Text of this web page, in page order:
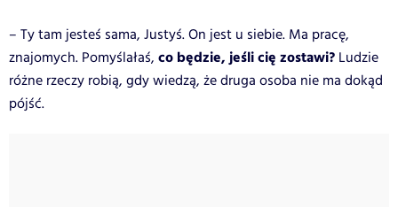
– Ty tam jesteś sama, Justyś. On jest u siebie. Ma pracę,
znajomych. Pomyślałaś, co będzie, jeśli cię zostawi? Ludzie
różne rzeczy robią, gdy wiedzą, że druga osoba nie ma dokąd
pójść.